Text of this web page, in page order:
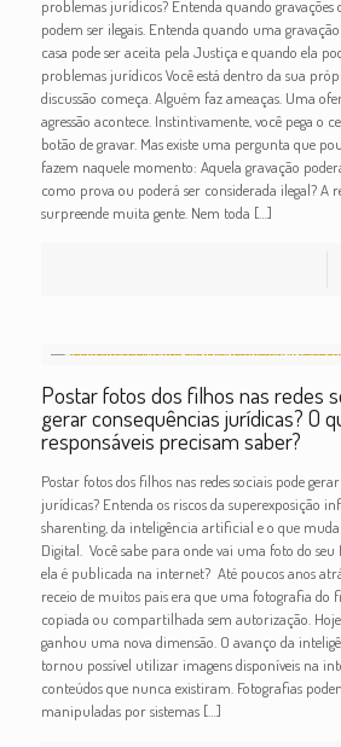
problemas jurídicos? Entenda quando gravações
podem ser ilegais. Entenda quando uma
casa pode ser aceita pela Justiça e quando ela
problemas jurídicos Você está dentro da sua
discussão começa. Alguém faz ameaças. Uma
agressão acontece. Instintivamente, você pega o
botão de gravar. Mas existe uma pergunta que
fazem naquele momento: Aquela gravação
como prova ou poderá ser considerada ilegal? A
surpreende muita gente. Nem toda […]
Postar fotos dos filhos nas redes
gerar consequências jurídicas? O
responsáveis precisam saber?
Postar fotos dos filhos nas redes sociais pode
jurídicas? Entenda os riscos da superexposição
sharenting, da inteligência artificial e o que
Digital. Você sabe para onde vai uma foto do seu
ela é publicada na internet? Até poucos anos
receio de muitos pais era que uma fotografia do
copiada ou compartilhada sem autorização. Hoje,
ganhou uma nova dimensão. O avanço da
tornou possível utilizar imagens disponíveis na
conteúdos que nunca existiram. Fotografias
manipuladas por sistemas[…]